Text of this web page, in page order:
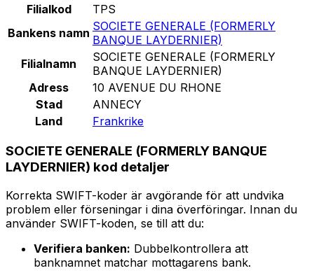
Filialkod
TPS
Bankens namn SOCIETE GENERALE (FORMERLY
BANQUE LAYDERNIER)
Filialnamn
SOCIETE GENERALE (FORMERLY
BANQUE LAYDERNIER)
Adress
10 AVENUE DU RHONE
Stad
ANNECY
Land
Frankrike
SOCIETE GENERALE (FORMERLY BANQUE
LAYDERNIER) kod detaljer
Korrekta SWIFT-koder är avgörande för att undvika
problem eller förseningar i dina överföringar. Innan du
använder SWIFT-koden, se till att du:
Verifiera banken: Dubbelkontrollera att
banknamnet matchar mottagarens bank.